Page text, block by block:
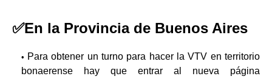
✅En la Provincia de Buenos Aires
Para obtener un turno para hacer la VTV en territorio
bonaerense hay que entrar al nueva página